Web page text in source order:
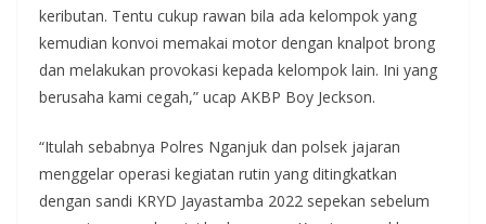
keributan. Tentu cukup rawan bila ada kelompok yang
kemudian konvoi memakai motor dengan knalpot brong
dan melakukan provokasi kepada kelompok lain. Ini yang
berusaha kami cegah,” ucap AKBP Boy Jeckson.
“Itulah sebabnya Polres Nganjuk dan polsek jajaran
menggelar operasi kegiatan rutin yang ditingkatkan
dengan sandi KRYD Jayastamba 2022 sepekan sebelum